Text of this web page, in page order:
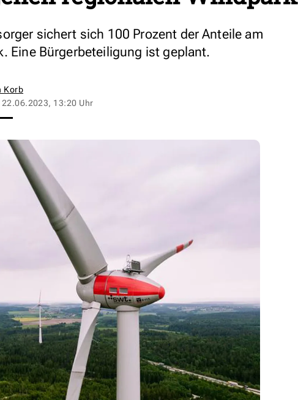
sichert sich 100 Prozent der Anteile am
Eine Bürgerbeteiligung ist geplant.
Korb
22.06.2023, 13:20 Uhr